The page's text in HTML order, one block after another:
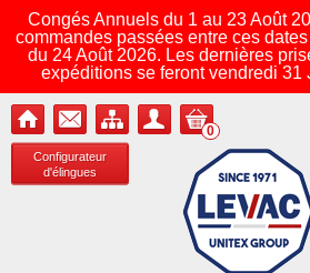
Congés Annuels du 1 au 23 Août
commandes passées entre ces
du 24 Août 2026. Les dernières
expéditions se feront vendredi 31
Configurateur
d'élingues
0